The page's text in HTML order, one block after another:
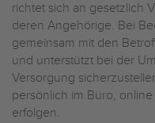
richtet sich an gesetzlich
deren Angehörige. Bei
gemeinsam mit den
und unterstützt bei der
Versorgung
persönlich im Büro,
erfolgen.